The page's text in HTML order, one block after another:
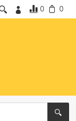
0 0